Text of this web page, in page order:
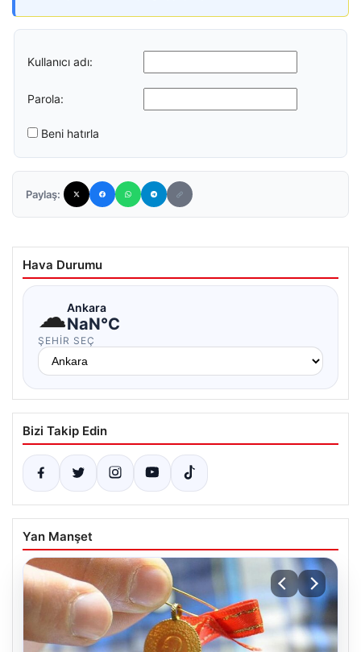
Kullanıcı adı:
Parola:
Beni hatırla
Paylaş:
Hava Durumu
☁Ankara
NaN°C
ŞEHIR SEÇ
Bizi Takip Edin
Yan Manşet